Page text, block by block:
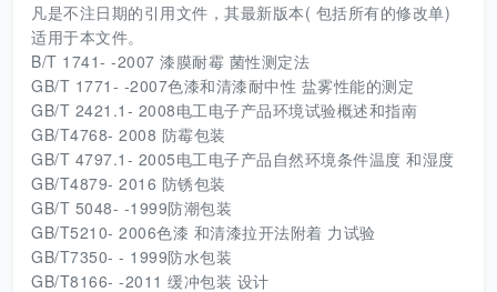
凡是不注日期的引用文件，其最新版本( 包括所有的修改单)
适用于本文件。
B/T 1741- -2007 漆膜耐霉 菌性测定法
GB/T 1771- -2007色漆和清漆耐中性 盐雾性能的测定
GB/T 2421.1- 2008电工电子产品环境试验概述和指南
GB/T4768- 2008 防霉包装
GB/T 4797.1- 2005电工电子产品自然环境条件温度 和湿度
GB/T4879- 2016 防锈包装
GB/T 5048- -1999防潮包装
GB/T5210- 2006色漆 和清漆拉开法附着 力试验
GB/T7350- - 1999防水包装
GB/T8166- -2011 缓冲包装 设计